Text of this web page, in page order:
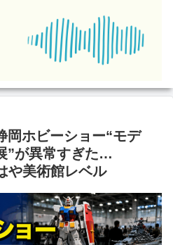
岡ホビーショー“モデ
”が異常すぎた…
や美術館レベル